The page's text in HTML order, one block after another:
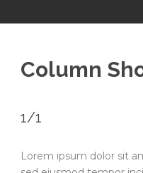
Column
1/1
Lorem ipsum dolor sit